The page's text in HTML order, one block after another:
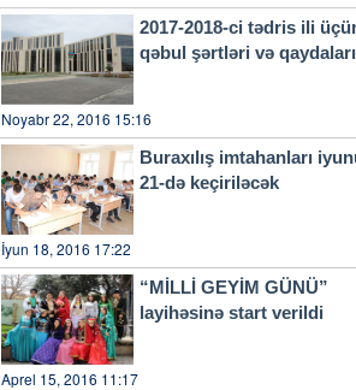
2017-2018-ci tədris ili
qəbul şərtləri və
Noyabr 22, 2016 15:16
Buraxılış imtahanları
21-də keçiriləcək
İyun 18, 2016 17:22
“MİLLİ GEYİM GÜNÜ”
layihəsinə start verildi
Aprel 15, 2016 11:17